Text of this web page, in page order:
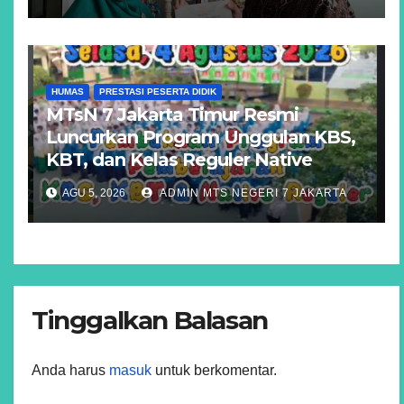
HUMAS PRESTASI PESERTA DIDIK
MTsN 7 Jakarta Timur Resmi
Luncurkan Program Unggulan KBS,
KBT, dan Kelas Reguler Native
AGU 5, 2026 ADMIN MTS NEGERI 7 JAKARTA
Tinggalkan Balasan
Anda harus masuk untuk berkomentar.